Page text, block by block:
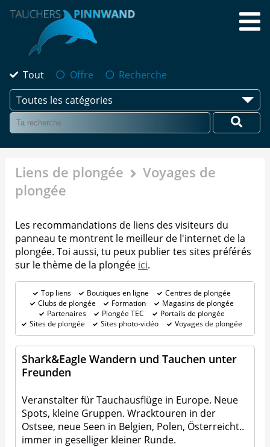
Tout Offre
Recherche
Toutes les catégories
Liens de plongée
Voyages de
plongée
Les recommandations de liens des visiteurs du
panneau te montrent le meilleur de l'internet de la
plongée. Toi aussi, tu peux publier tes sites préférés
sur le thème de la plongée ici.
Top liens Boutiques en ligne
Centres de plongée
Clubs de plongée
Formation
Magasins de plongée
Partenaires
Plongée TEC
Portails de plongée
Sites de plongée
Sites photo-vidéo Voyages de plongée
Shark&Eagle Wandern und Tauchen unter
Freunden
Veranstalter für Tauchausflüge in Europe. Neue
Spots, kleine Gruppen. Wracktouren in der
Ostsee, neue Seen in Belgien, Polen, Österreicht..
immer in geselliger kleiner Runde.